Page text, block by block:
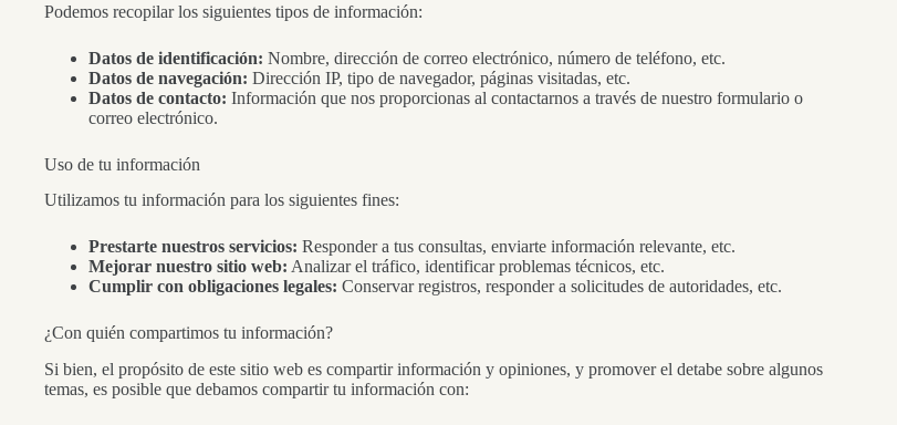
Podemos recopilar los siguientes tipos de información:
Datos de identificación: Nombre, dirección de correo electrónico, número de teléfono, etc.
Datos de navegación: Dirección IP, tipo de navegador, páginas visitadas, etc.
Datos de contacto: Información que nos proporcionas al contactarnos a través de nuestro formulario o
correo electrónico.
Uso de tu información
Utilizamos tu información para los siguientes fines:
Prestarte nuestros servicios: Responder a tus consultas, enviarte información relevante, etc.
Mejorar nuestro sitio web: Analizar el tráfico, identificar problemas técnicos, etc.
Cumplir con obligaciones legales: Conservar registros, responder a solicitudes de autoridades, etc.
¿Con quién compartimos tu información?
Si bien, el propósito de este sitio web es compartir información y opiniones, y promover el detabe sobre algunos
temas, es posible que debamos compartir tu información con: